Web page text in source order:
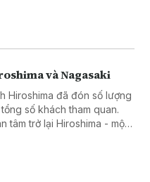
và Nagasaki
Hiroshima đã đón số lượng
số khách tham quan.
tâm trở lại Hiroshima - một